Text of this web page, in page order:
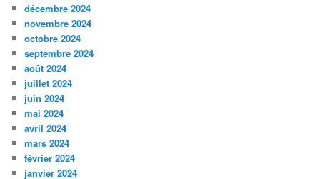
décembre 2024
novembre 2024
octobre 2024
septembre 2024
août 2024
juillet 2024
juin 2024
mai 2024
avril 2024
mars 2024
février 2024
janvier 2024